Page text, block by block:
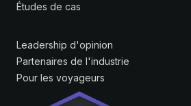
Études de cas
Leadership d'opinion
Partenaires de l'industrie
Pour les voyageurs